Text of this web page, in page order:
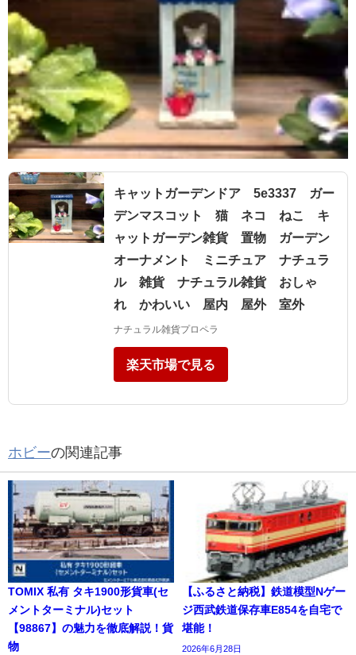
キャットガーデンドア 5e3337 ガー
デンマスコット 猫 ネコ ねこ キ
ャットガーデン雑貨 置物 ガーデン
オーナメント ミニチュア ナチュラ
ル 雑貨 ナチュラル雑貨 おしゃ
れ かわいい 屋内 屋外 室外
ナチュラル雑貨プロペラ
楽天市場で見る
ホビーの関連記事
TOMIX 私有 タキ1900形貨車(セ
メントターミナル)セット
【98867】の魅力を徹底解説！貨
物
【ふるさと納税】鉄道模型Nゲー
ジ西武鉄道保存車E854を自宅で
堪能！
2026年6月28日